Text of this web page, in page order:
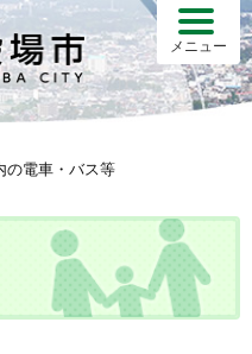
メニュー
の電車・バス等